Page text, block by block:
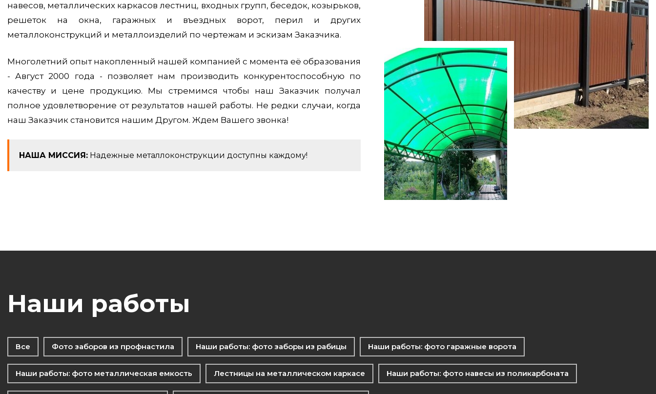
навесов, металлических каркасов лестниц, входных групп, беседок, козырьков,
решеток на окна, гаражных и въездных ворот, перил и других
металлоконструкций и металлоизделий по чертежам и эскизам Заказчика.
Многолетний опыт накопленный нашей компанией с момента её образования
- Август 2000 года - позволяет нам производить конкурентоспособную по
качеству и цене продукцию. Мы стремимся чтобы наш Заказчик получал
полное удовлетворение от результатов нашей работы. Не редки случаи, когда
наш Заказчик становится нашим Другом. Ждем Вашего звонка!
НАША МИССИЯ: Надежные металлоконструкции доступны каждому!
Наши работы
Все Фото заборов из профнастила Наши работы: фото заборы из рабицы Наши работы: фото гаражные ворота
Наши работы: фото металлическая емкость Лестницы на металлическом каркасе Наши работы: фото навесы из поликарбоната